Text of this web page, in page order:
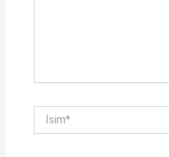
İsim*